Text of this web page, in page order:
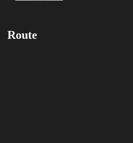
Route